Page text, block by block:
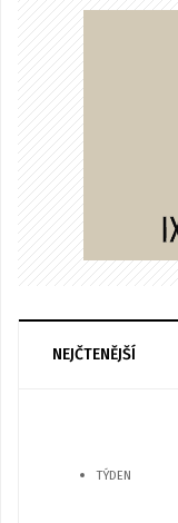
NEJČTENĚJŠÍ
TÝDEN